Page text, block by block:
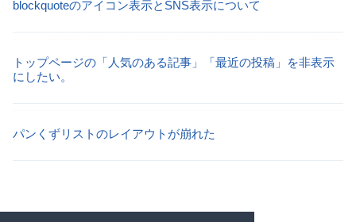
blockquoteのアイコン表示とSNS表示について
トップページの「人気のある記事」「最近の投稿」を非表示
にしたい。
パンくずリストのレイアウトが崩れた